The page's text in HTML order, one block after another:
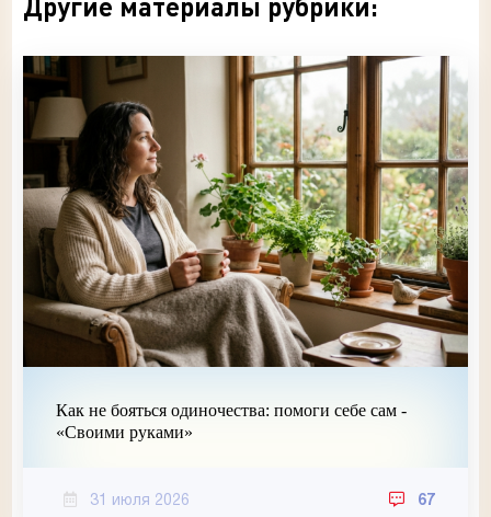
Как не бояться одиночества: помоги себе сам -
«Своими руками»
31 июля 2026 67